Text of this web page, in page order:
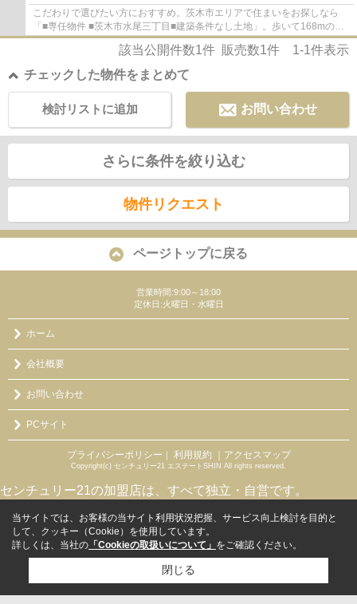
こだわりで選びたい方におすすめ。茨木市エリアで住まいをお探しなら
「■専任物件 ■茨木市水尾三丁目■建築条件なし土地」。歩いて168mの場
所に、フレスコ 水尾店があります。土地面積は...
該当公開件数1件 販売数1件 1-1件表示
チェックした物件をまとめて
お問い合わせ
検討リストに追加
さらに条件を絞り込む
物件リクエスト
ページトップに戻る
営業時間:9:00～18:00
定休日:火曜日・水曜日
ホーム
会社概要
お問い合わせ
PCサイト
プライバシーポリシー ｜ 利用規約 ｜アクセスマップ
Copyright(c) センチュリー21 エステートSHIN All rights reserved.
センチュリー21の加盟店は、すべて独立・自営です。
当サイトでは、お客様の当サイト利用状況把握、サービス向上検討を目的と
して、クッキー（Cookie）を使用しています。
詳しくは、当社の 「Cookieの取扱いについて」 をご確認ください。
閉じる